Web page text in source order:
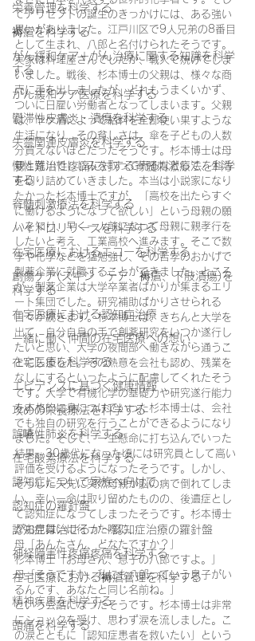
栄養管理を科学する
褥瘡を科学する
がん緩和ケア＋がん治療に関する知識を科学
する
がん緩和ケア医療を科学する
鬱滞性皮膚炎・潰瘍を科学する
失禁関連皮膚炎を科学する
慢性難治性疼痛に対する脊髄刺激療法を科学
する
脊髄刺激療法を科学する
ハイドロリリースを科学する
在宅医療におけるエコーを科学する
創傷ケア(スキン テア、褥瘡、下肢潰瘍)を
科学する
在宅医療における認知症治療
一緒に働く仲間の在宅医療への想い
在宅医療を科学する
エビデンスに基づく健康情報
攻めの栄養療法を科学する
誤嚥性肺炎を科学する
在宅酸素療法を科学する
認知症について家族へ向けて
認知症の羅針盤
認知症は治せるか～認知症治療の羅針盤
神経障害性疼痛疼痛を科学する
在宅医療における褥瘡管理を科学する
精神疾患を科学する
頭痛を科学する
てアリセプトの誕生のきっかけには、ある強い
思いがありました。 江戸川区で9人兄弟の8番目
として生まれ、八郎と名付けられたそうです。
実家は料理屋さんでしたが、戦火で焼けてしま
いました。戦後、杉本博士の父親は、様々な商
売に手を出しましたが、どれもうまくいかず、
ついに日雇い労働者となってしまいます。父親
は、ヤケ酒によって給料を全部使い果すような
生活になり、その貧しさは、傘を子どもの人数
分買えないほどだったそうです。杉本博士は母
親と荒川でしじみを取って売るなどして、生活
を切り詰めていきました。本当は小説家になり
たかった杉本博士ですが、「高校を出たらすぐ
に働けるようになって欲しい」という母親の願
いを知り、早く一人前になって母親に親孝行を
したいと考え、工業高校へ進みます。そこで数
学や化学などを猛勉強し、その苦学のおかげで
製薬企業に就職することができました。ところ
が、製薬企業は大学卒業者ばかりが集まるエリ
ート集団でした。研究補助ばかりさせられる
日々が続きます。杉本博士は、きちんと大学を
出て、自分自身の手で創薬研究をいつか遂行し
たいと思い、大学の夜間部へ働きながら通うこ
とにしました。その熱意を会社も認め、残業を
なしにするといったように配慮してくれたそう
です。大学で有機化学の基礎力や研究遂行能力
を本格的に身につけていった杉本博士は、会社
でも独自の研究を行うことができるようになり
ました。そして、一生懸命に打ち込んでいった
結果、30歳代になった頃には研究員として高い
評価を受けるようになったそうです。しかし、
そうした矢先に突然母親が脳の病で倒れてしま
い、幸い一命は取り留めたものの、後遺症とし
て認知症になってしまったそうです。杉本博士
がお見舞いに行った際に、
母「あんたさん、どなたですか？」
杉本博士「お母さん、息子の八郎ですよ。」
母「そうですか、私にも八郎っていう息子がい
るんです、あなたと同じ名前ね。」
という会話になったそうです。杉本博士は非常
にショックを受け、思わず涙を流しました。こ
の涙とともに「認知症患者を救いたい」という